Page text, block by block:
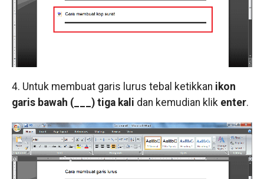
4. Untuk membuat garis lurus tebal ketikkan ikon
garis bawah (___) tiga kali dan kemudian klik enter.